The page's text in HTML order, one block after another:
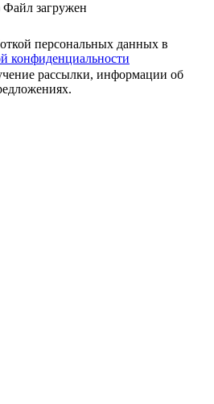
Файл загружен
персональных данных в
конфиденциальности
рассылки, информации об